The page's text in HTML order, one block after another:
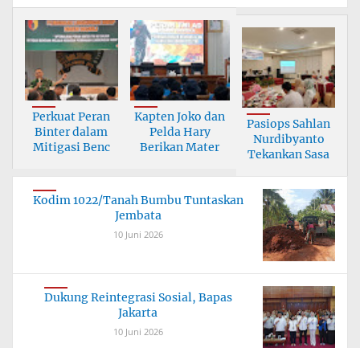
Perkuat Peran
Binter dalam
Mitigasi Benc
Kapten Joko dan
Pelda Hary
Berikan Mater
Pasiops Sahlan
Nurdibyanto
Tekankan Sasa
Kodim 1022/Tanah Bumbu Tuntaskan
Jembata
10 Juni 2026
Dukung Reintegrasi Sosial, Bapas
Jakarta
10 Juni 2026